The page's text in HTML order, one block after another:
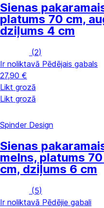
Sienas
platums 70 cm,
dziļums 4 cm
(2)
Ir noliktavā Pēdējais gabals
27,90 €
Likt grozā
Likt grozā
Spinder Design
Sienas
melns, platums
cm, dziļums 6 cm
(5)
Ir noliktavā Pēdējie gabali